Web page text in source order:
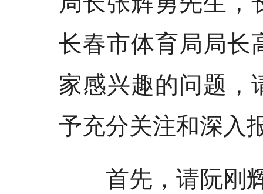
长春市体育局局长
家感兴趣的问题，
予充分关注和深入
首先，请阮刚